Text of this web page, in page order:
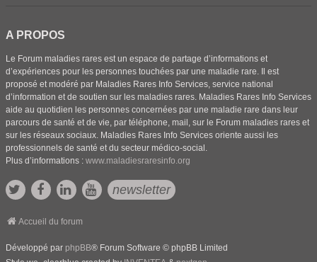
A PROPOS
Le Forum maladies rares est un espace de partage d’informations et
d’expériences pour les personnes touchées par une maladie rare. Il est
proposé et modéré par Maladies Rares Info Services, service national
d’information et de soutien sur les maladies rares. Maladies Rares Info Services
aide au quotidien les personnes concernées par une maladie rare dans leur
parcours de santé et de vie, par téléphone, mail, sur le Forum maladies rares et
sur les réseaux sociaux. Maladies Rares Info Services oriente aussi les
professionnels de santé et du secteur médico-social.
Plus d’informations : www.maladiesraresinfo.org
newsletter
Accueil du forum
Développé par phpBB® Forum Software © phpBB Limited